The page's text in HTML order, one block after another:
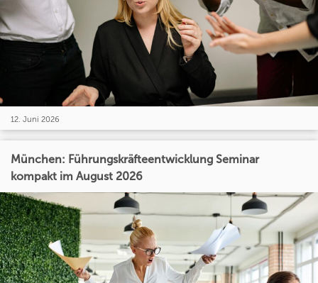
12. Juni 2026
München: Führungskräfteentwicklung Seminar
kompakt im August 2026